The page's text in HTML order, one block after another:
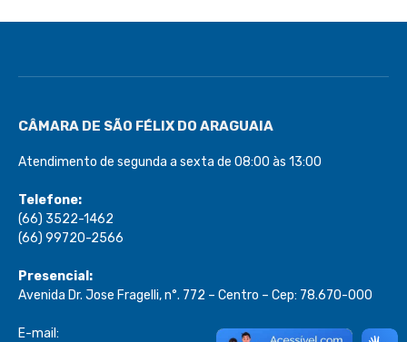
CÂMARA DE SÃO FÉLIX DO ARAGUAIA
Atendimento de segunda a sexta de 08:00 às 13:00
Telefone:
(66) 3522-1462
(66) 99720-2566
Presencial:
Avenida Dr. Jose Fragelli, n°. 772 – Centro – Cep: 78.670-000
E-mail: